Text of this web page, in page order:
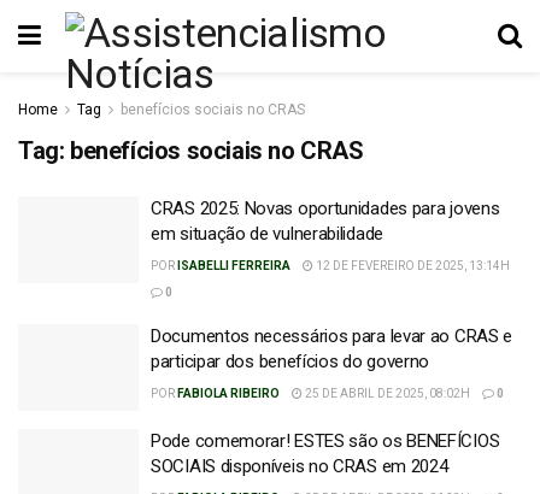
Home Tag benefícios sociais no CRAS
Tag: benefícios sociais no CRAS
CRAS 2025: Novas oportunidades para jovens
em situação de vulnerabilidade
POR ISABELLI FERREIRA
12 DE FEVEREIRO DE 2025, 13:14H
0
Documentos necessários para levar ao CRAS e
participar dos benefícios do governo
POR FABIOLA RIBEIRO 25 DE ABRIL DE 2025, 08:02H 0
Pode comemorar! ESTES são os BENEFÍCIOS
SOCIAIS disponíveis no CRAS em 2024